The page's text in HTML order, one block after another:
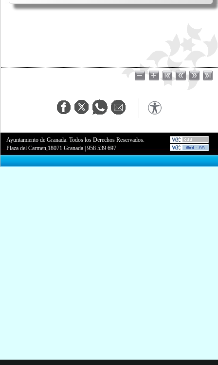
Ayuntamiento de Granada. Todos los Derechos Reservados.
Plaza del Carmen,18071 Granada |958 539 697